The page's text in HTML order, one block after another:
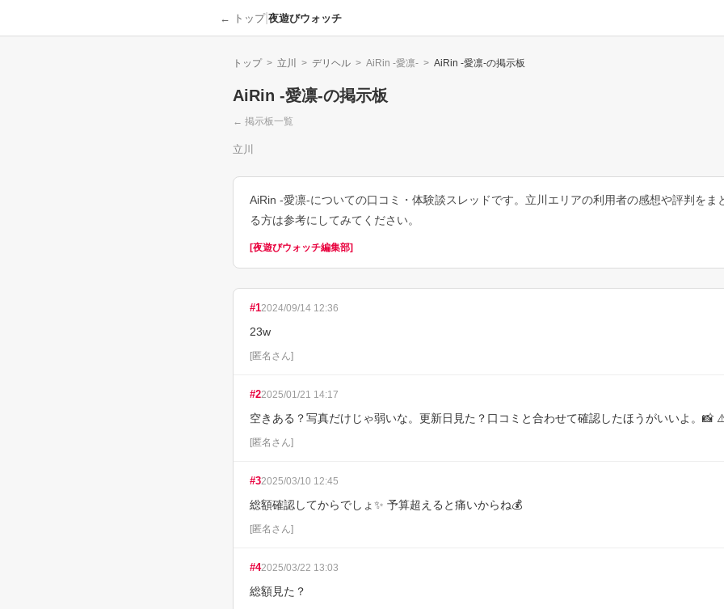
← トップ| 夜遊びウォッチ
トップ > 立川 > デリヘル > AiRin -愛凛- > AiRin -愛凛-の掲示板
AiRin -愛凛-の掲示板
← 掲示板一覧
立川
AiRin -愛凛-についての口コミ・体験談スレッドです。立川エリアの利用者の感想や評判をま
る方は参考にしてみてください。
[夜遊びウォッチ編集部]
#12024/09/14 12:36
23w
[匿名さん]
#22025/01/21 14:17
空きある？写真だけじゃ弱いな。更新日見た？口コミと合わせて確認したほうがいいよ。📸
[匿名さん]
#32025/03/10 12:45
総額確認してからでしょ✨ 予算超えると痛いからね💰
[匿名さん]
#42025/03/22 13:03
総額見た？